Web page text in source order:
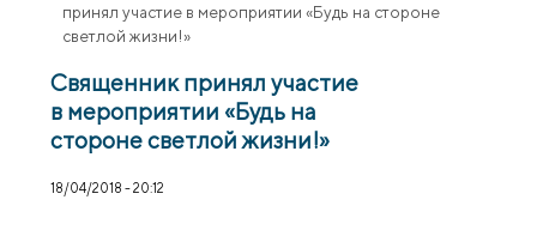
принял участие в мероприятии «Будь на стороне
светлой жизни!»
Священник принял участие
в мероприятии «Будь на
стороне светлой жизни!»
18/04/2018 - 20:12